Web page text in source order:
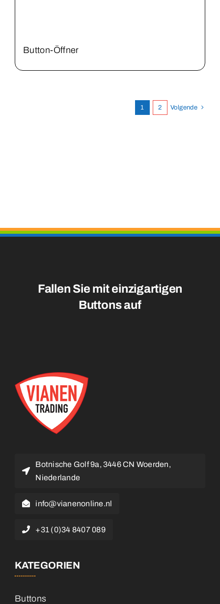
Button-Öffner
1 2 Volgende
Fallen Sie mit einzigartigen
Botnische Golf 9a, 3446 CN Woerden,
Niederlande
info@vianenonline.nl
+31 (0)34 8407 089
KATEGORIEN
Buttons